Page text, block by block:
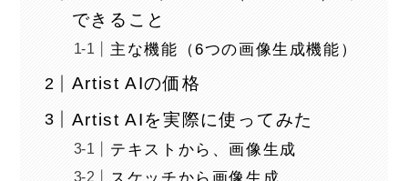
できること
主な機能（6つの画像生成機能）
Artist AIの価格
Artist AIを実際に使ってみた
テキストから、画像生成